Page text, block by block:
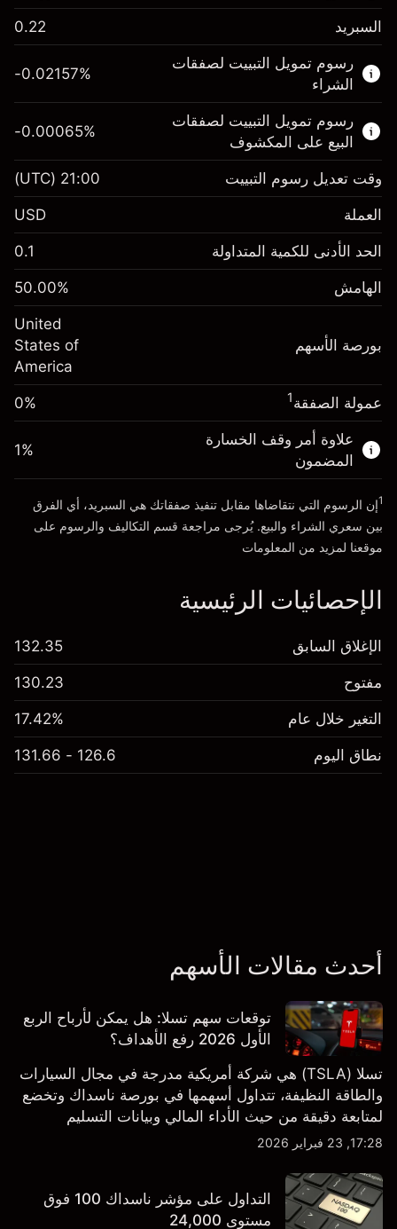
هذا السوق المالي متاح للتداول من خلال عقود
الفروقات.
اعرف المزيد عن:
عقود الفروقات
السبريد 0.22
رسوم تمويل التبييت لصفقات
الشراء
$1,000.00
رسوم التبييت
الرسوم من قيمة الصفقة الكاملة
%
(-$0.43)
حجم الصفقة بالرافعة المالية ~$2,000.00
الأموال من الرافعة المالية ~ دولار
انتقل إلى المنصة
-0.02157%
رسوم تمويل التبييت لصفقات
البيع على المكشوف
الهامش. استثمارك $1,000.00
رسوم التبييت
الرسوم من قيمة الصفقة الكاملة
-0.000654
%
(-$0.01)
حجم الصفقة بالرافعة المالية ~
الأموال من الرافعة المالية ~ دولار
انتقل إلى المنصة
-0.00065%
وقت تعديل رسوم التبييت 21:00
(UTC)
العملة USD
الحد الأدنى للكمية المتداولة 0.1
الهامش 50.00%
بورصة الأسهم
United
States of
America
عمولة الصفقة1
0%
علاوة أمر وقف الخسارة
المضمون
1%
1إن الرسوم التي نتقاضاها مقابل تنفيذ صفقاتك هي السبريد، أي الفرق
بين سعري الشراء والبيع. يُرجى مراجعة قسم التكاليف والرسوم على
موقعنا لمزيد من المعلومات
الإحصائيات الرئيسية
الإغلاق السابق 132.35
مفتوح 130.23
التغير خلال عام 17.42%
نطاق اليوم 126.6 - 131.66
أحدث مقالات الأسهم
توقعات سهم تسلا: هل يمكن لأرباح الربع
الأول 2026 رفع الأهداف؟
تسلا (TSLA) هي شركة أمريكية مدرجة في مجال السيارات
والطاقة النظيفة، تتداول أسهمها في بورصة ناسداك وتخضع
لمتابعة دقيقة من حيث الأداء المالي وبيانات التسليم
والتطورات في التكنولوجيا والتصنيع. استكشف أهداف أسعار
17:28, 23 فبراير 2026
التداول على مؤشر ناسداك 100 فوق
مستوى 24,000